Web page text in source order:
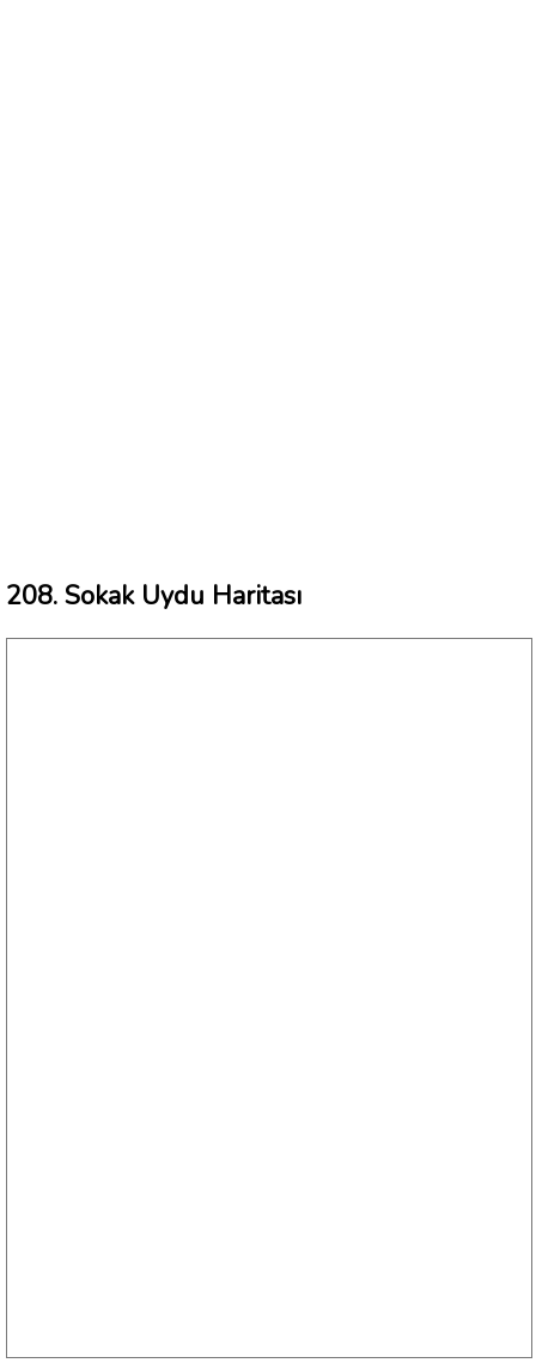
208. Sokak Uydu Haritası